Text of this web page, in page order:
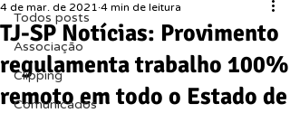
Todos posts
Associação
Clipping
Comunicados
TJ-SP Notícias: Provimento
regulamenta trabalho 100%
remoto em todo o Estado de
4 de mar. de 2021 4 min de leitura